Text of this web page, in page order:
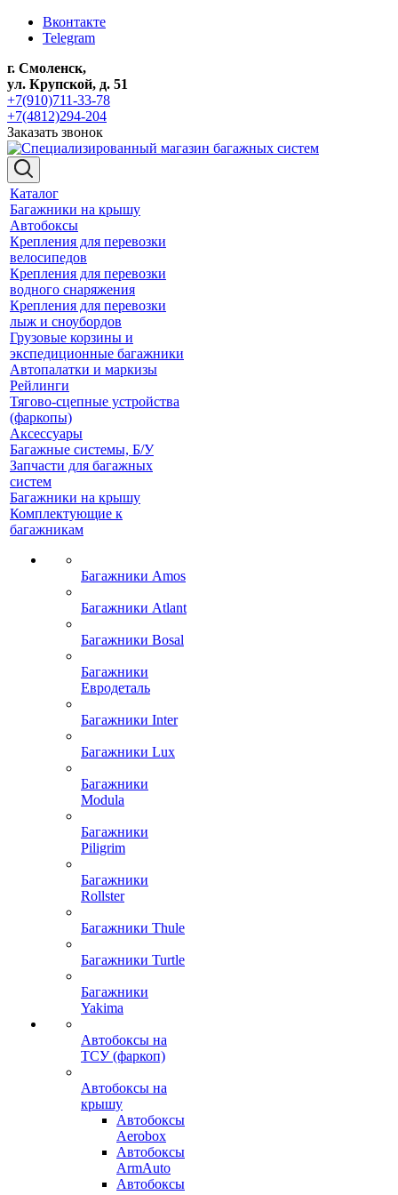
Вконтакте
Telegram
г. Смоленск,
ул. Крупской, д. 51
+7(910)711-33-78
+7(4812)294-204
Заказать звонок
Каталог
Багажники на крышу
Автобоксы
Крепления для перевозки
велосипедов
Крепления для перевозки
водного снаряжения
Крепления для перевозки
лыж и сноубордов
Грузовые корзины и
экспедиционные багажники
Автопалатки и маркизы
Рейлинги
Тягово-сцепные устройства
(фаркопы)
Аксессуары
Багажные системы, Б/У
Запчасти для багажных
систем
Багажники на крышу
Комплектующие к
багажникам
Багажники Amos
Багажники Atlant
Багажники Bosal
Багажники
Евродеталь
Багажники Inter
Багажники Lux
Багажники
Modula
Багажники
Piligrim
Багажники
Rollster
Багажники Thule
Багажники Turtle
Багажники
Yakima
Автобоксы на
ТСУ (фаркоп)
Автобоксы на
крышу
Автобоксы
Aerobox
Автобоксы
ArmAuto
Автобоксы